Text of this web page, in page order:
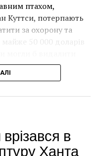
птахом,
Куттси, потерпають
за охорону та
50 000 доларів
мільйона
в
Ханта